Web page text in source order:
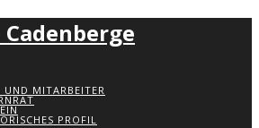
MITARBEITER
PROFIL